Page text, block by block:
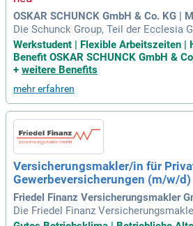
OSKAR SCHUNCK GmbH & Co. KG |
Die Schunck Group, Teil der Ecclesia
führenden Versicherungsmaklern in
a. Mit über 2.400 Mitarbeitenden und
n von rund drei Milliarden Euro jährlich
r Hauptsitz befindet sich in Detmold,
utschland sowie in vier europäischen
Dienstleistungen umfassen die
Verträgen, Dokumentation von
die Pflege von Kundendaten. Wir
nde der Betriebs- und
Team verstärken möchten. Entdecken
n bei der Schunck Group!
Werkstudent | Flexible Arbeitszeiten |
Benefit OSKAR SCHUNCK GmbH &
+ weitere Benefits
mehr erfahren
Versicherungsmakler/in für
Gewerbeversicherungen (m/w/d)
Friedel Finanz Versicherungsmakler
Die Friedel Finanz